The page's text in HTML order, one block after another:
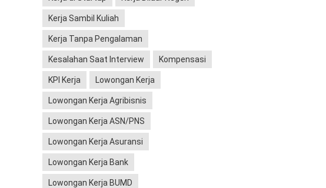
Kerja Sambil Kuliah
Kerja Tanpa Pengalaman
Kesalahan Saat Interview Kompensasi
KPI Kerja Lowongan Kerja
Lowongan Kerja Agribisnis
Lowongan Kerja ASN/PNS
Lowongan Kerja Asuransi
Lowongan Kerja Bank
Lowongan Kerja BUMD